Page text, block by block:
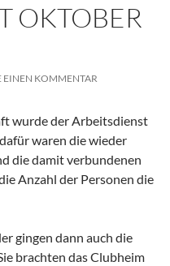
OKTOBER
EINEN KOMMENTAR
wurde der Arbeitsdienst
waren die wieder
die damit verbundenen
Anzahl der Personen die
gingen dann auch die
brachten das Clubheim